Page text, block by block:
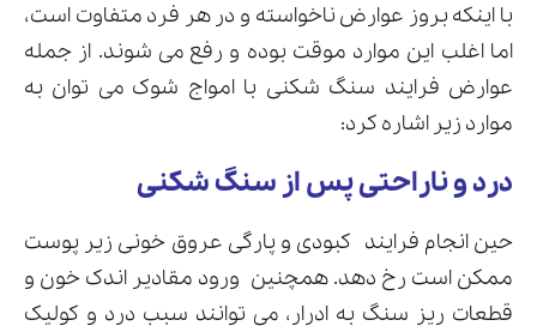
با اینکه بروز عوارض ناخواسته و در هر فرد متفاوت است،
اما اغلب این موارد موقت بوده و رفع می شوند. از جمله
عوارض فرایند سنگ شکنی با امواج شوک می توان به
موارد زیر اشاره کرد:
درد و ناراحتی پس از سنگ شکنی
حین انجام فرایند کبودی و پارگی عروق خونی زیر پوست
ممکن است رخ دهد. همچنین ورود مقادیر اندک خون و
قطعات ریز سنگ به ادرار، می توانند سبب درد و کولیک